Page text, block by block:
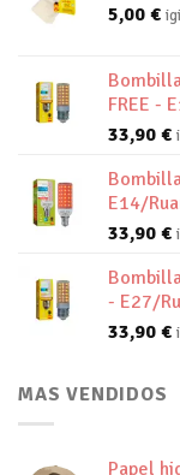
5,00 €
FREE -
33,90 €
E14/
33,90 €
- E27/
33,90 €
MAS VENDIDOS
Papel